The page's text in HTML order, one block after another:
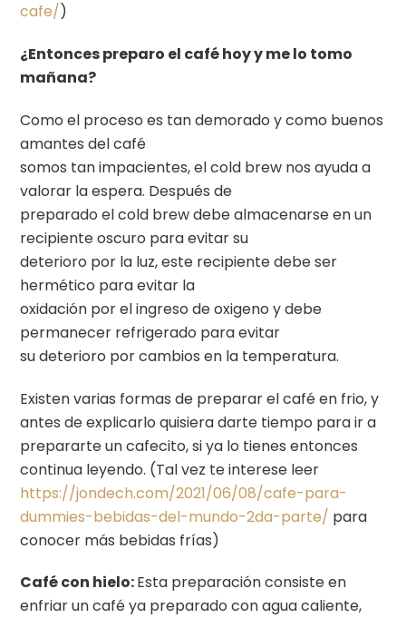
cafe/)
¿Entonces preparo el café hoy y me lo tomo
mañana?
Como el proceso es tan demorado y como buenos
amantes del café
somos tan impacientes, el cold brew nos ayuda a
valorar la espera. Después de
preparado el cold brew debe almacenarse en un
recipiente oscuro para evitar su
deterioro por la luz, este recipiente debe ser
hermético para evitar la
oxidación por el ingreso de oxigeno y debe
permanecer refrigerado para evitar
su deterioro por cambios en la temperatura.
Existen varias formas de preparar el café en frio, y
antes de explicarlo quisiera darte tiempo para ir a
prepararte un cafecito, si ya lo tienes entonces
continua leyendo. (Tal vez te interese leer
https://jondech.com/2021/06/08/cafe-para-
dummies-bebidas-del-mundo-2da-parte/ para
conocer más bebidas frías)
Café con hielo:Esta preparación consiste en
enfriar un café ya preparado con agua caliente,